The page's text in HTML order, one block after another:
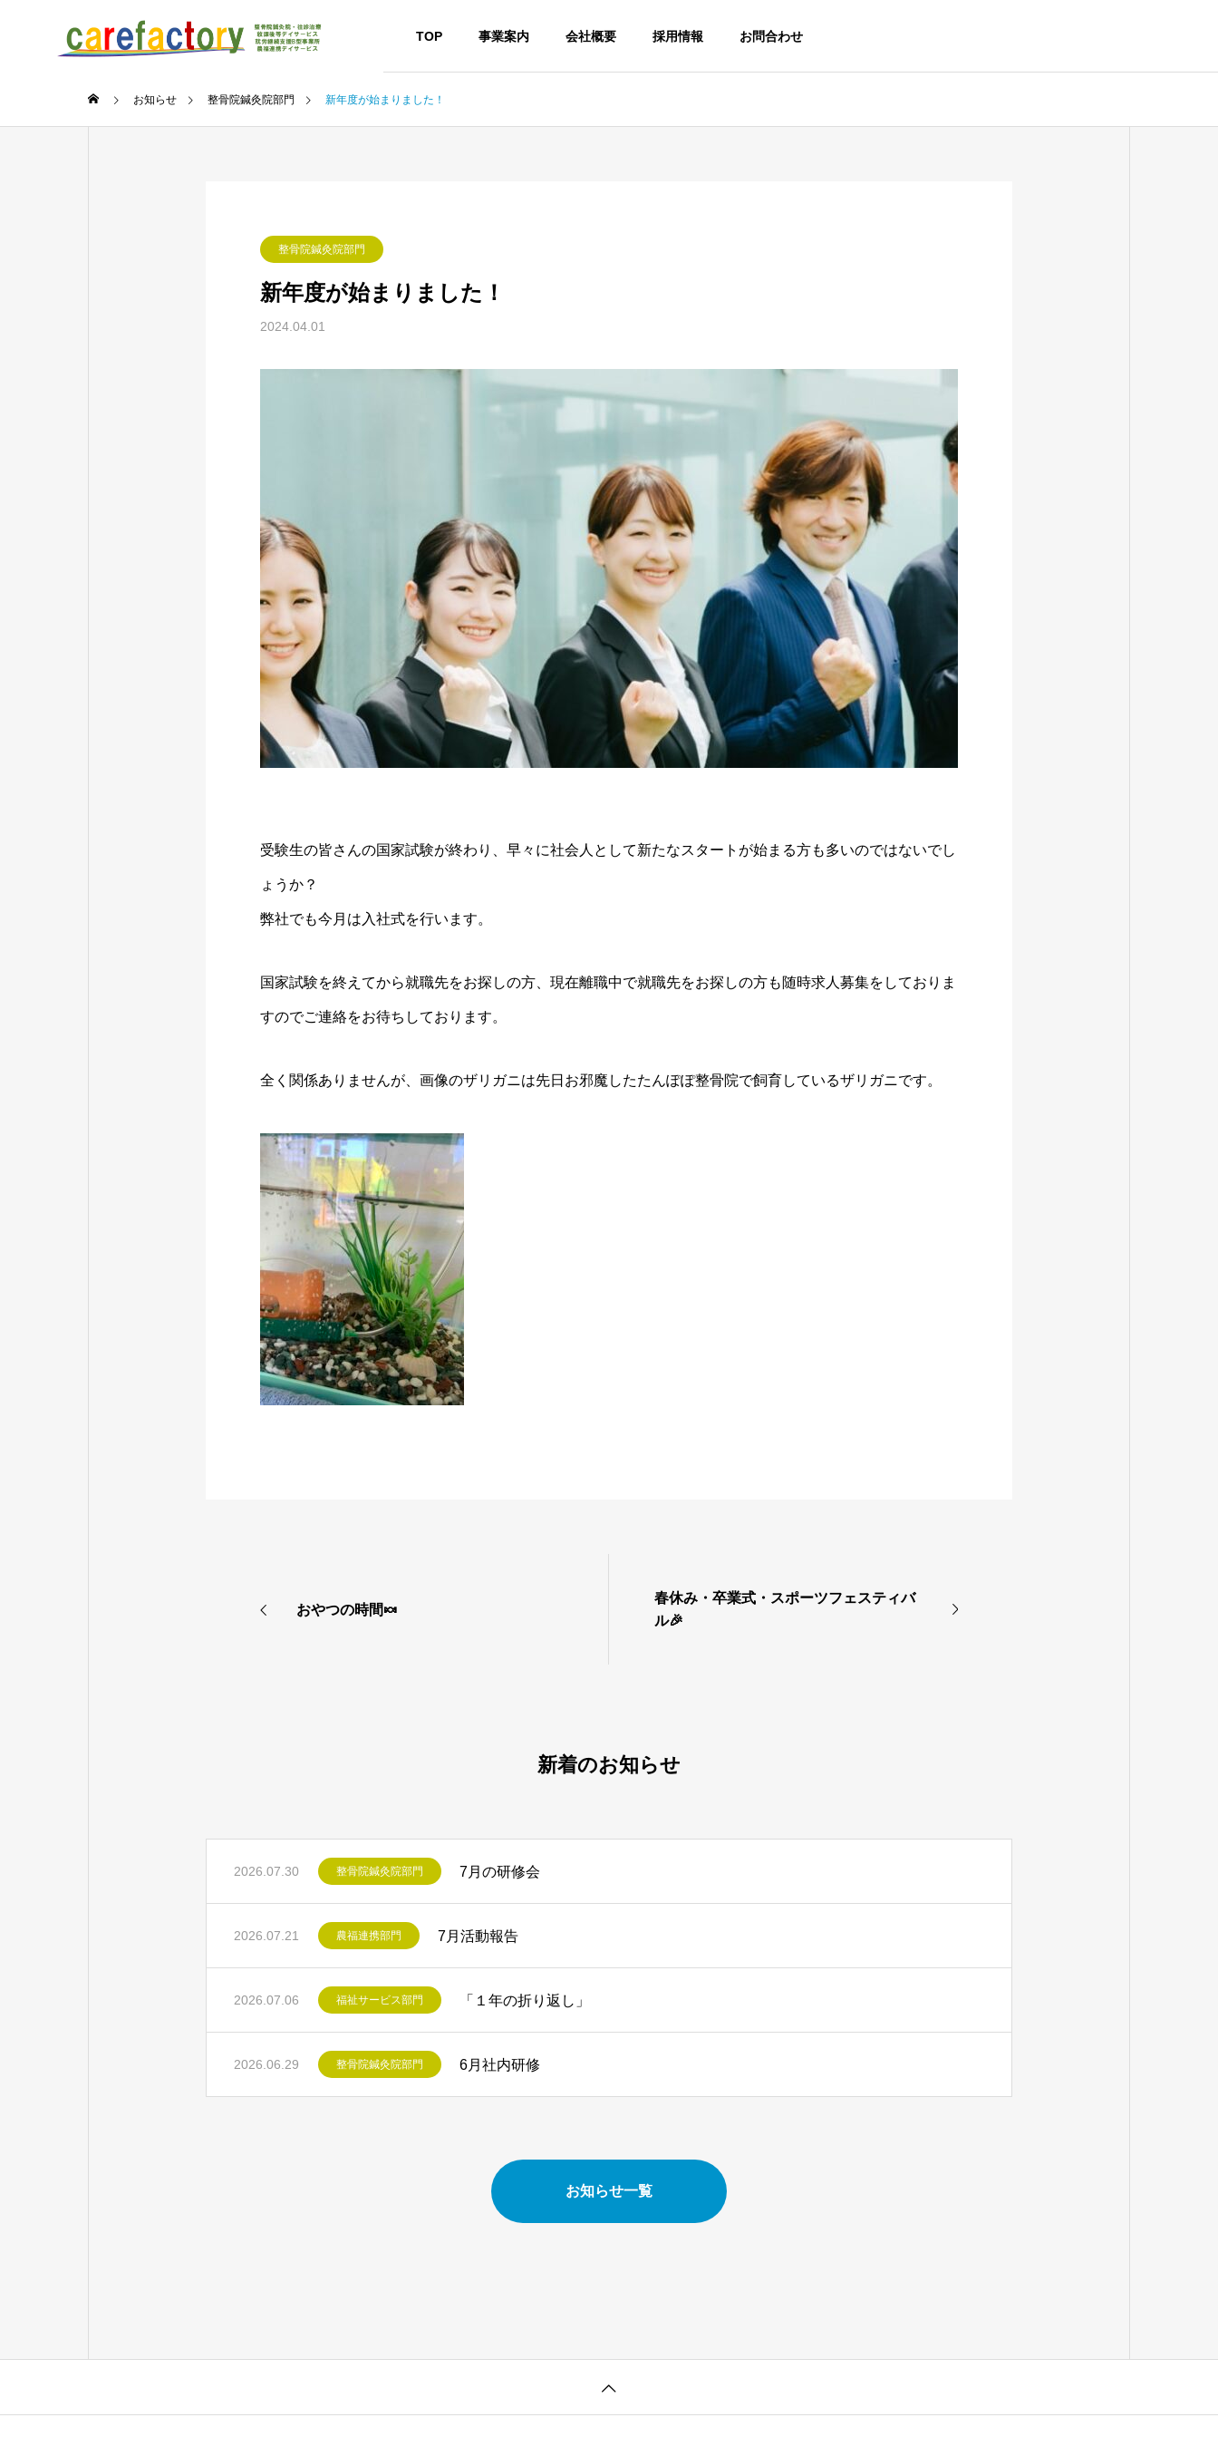
TOP 事業案内 会社概要 採用情報 お問合わせ
お知らせ 整骨院鍼灸院部門 新年度が始まりました！
整骨院鍼灸院部門
新年度が始まりました！
2024.04.01
受験生の皆さんの国家試験が終わり、早々に社会人として新たなスタートが始まる方も多いのではないでし
ょうか？
弊社でも今月は入社式を行います。
国家試験を終えてから就職先をお探しの方、現在離職中で就職先をお探しの方も随時求人募集をしておりま
すのでご連絡をお待ちしております。
全く関係ありませんが、画像のザリガニは先日お邪魔したたんぽぽ整骨院で飼育しているザリガニです。
おやつの時間🍬
春休み・卒業式・スポーツフェスティバ
ル🎉
新着のお知らせ
2026.07.30 整骨院鍼灸院部門 7月の研修会
2026.07.21 農福連携部門 7月活動報告
2026.07.06 福祉サービス部門 「１年の折り返し」
2026.06.29 整骨院鍼灸院部門 6月社内研修
お知らせ一覧